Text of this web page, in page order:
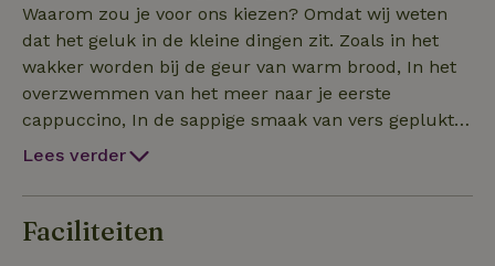
Waarom zou je voor ons kiezen? Omdat wij weten
dat het geluk in de kleine dingen zit. Zoals in het
wakker worden bij de geur van warm brood, In het
overzwemmen van het meer naar je eerste
cappuccino, In de sappige smaak van vers geplukte
tomaten uit eigen tuin, In de tandloze glimlach van
van Herzegovina, In de verkoeling van de Neretva
rivier in augustus, In de geur van een haardvuur, In
Lees verder
Faciliteiten